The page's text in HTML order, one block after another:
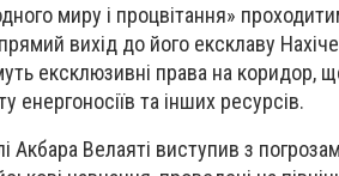
миру і процвітання»
вихід до його ексклаву
ексклюзивні права на коридор,
та інших ресурсів.
Акбара Велаяті виступив з